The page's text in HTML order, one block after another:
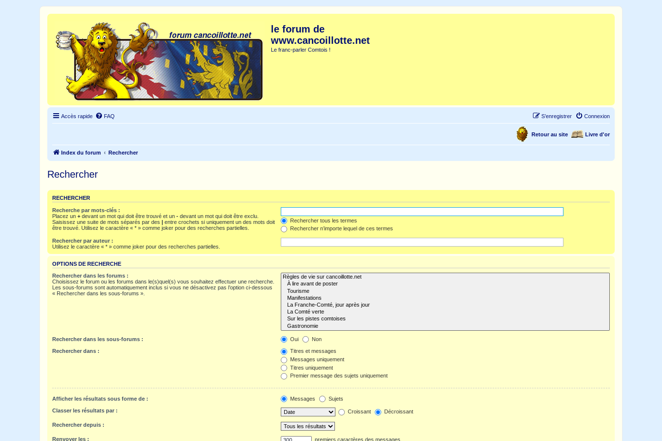
le forum de
www.cancoillotte.net
Le franc-parler Comtois !
Accès rapide FAQ Connexion
S’enregistrer
Livre d'or
Retour au site
Index du forum Rechercher
Rechercher
RECHERCHER
Recherche par mots-clés :
Placez un + devant un mot qui doit être trouvé et un - devant un mot qui doit être exclu.
Saisissez une suite de mots séparés par des | entre crochets si uniquement un des mots doit
être trouvé. Utilisez le caractère « * » comme joker pour des recherches partielles.
Rechercher tous les termes
Rechercher n’importe lequel de ces termes
Rechercher par auteur :
Utilisez le caractère « * » comme joker pour des recherches partielles.
OPTIONS DE RECHERCHE
Rechercher dans les forums :
Choisissez le forum ou les forums dans le(s)quel(s) vous souhaitez effectuer une recherche.
Les sous-forums sont automatiquement inclus si vous ne désactivez pas l’option ci-dessous
« Rechercher dans les sous-forums ».
Rechercher dans les sous-forums : Oui Non
Rechercher dans :
Titres et messages
Messages uniquement
Titres uniquement
Premier message des sujets uniquement
Afficher les résultats sous forme de : Messages Sujets
Classer les résultats par : Croissant Décroissant
Rechercher depuis :
Renvoyer les : premiers caractères des messages